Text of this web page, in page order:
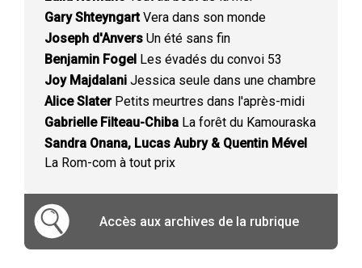
Gary ShteyngartVera dans son monde
Joseph d'Anvers Un été sans fin
Benjamin Fogel Les évadés du convoi 53
Joy Majdalani Jessica seule dans une chambre
Alice SlaterPetits meurtres dans l'après-midi
Gabrielle Filteau-Chiba La forêt du Kamouraska
Sandra Onana, Lucas Aubry & Quentin Mével
La Rom-com à tout prix
Accès aux archives de la rubrique